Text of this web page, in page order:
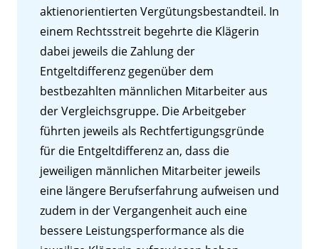
aktienorientierten Vergütungsbestandteil. In
einem Rechtsstreit begehrte die Klägerin
dabei jeweils die Zahlung der
Entgeltdifferenz gegenüber dem
bestbezahlten männlichen Mitarbeiter aus
der Vergleichsgruppe. Die Arbeitgeber
führten jeweils als Rechtfertigungsgründe
für die Entgeltdifferenz an, dass die
jeweiligen männlichen Mitarbeiter jeweils
eine längere Berufserfahrung aufweisen und
zudem in der Vergangenheit auch eine
bessere Leistungsperformance als die